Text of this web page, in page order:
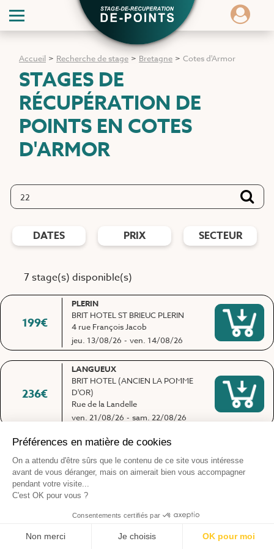
Accueil > Recherche de stage > Bretagne > Cotes d'Armor
STAGES DE
RÉCUPÉRATION DE
POINTS EN COTES
D'ARMOR
DATES PRIX SECTEUR
7 stage(s) disponible(s)
199€
PLERIN
BRIT HOTEL ST BRIEUC PLERIN
4 rue François Jacob
jeu. 13/08/26 - ven. 14/08/26
236€
LANGUEUX
BRIT HOTEL (ANCIEN LA POMME
D'OR)
Rue de la Landelle
ven. 21/08/26 - sam. 22/08/26
249€
GUINGAMP
BRIT HOTEL DE L ARRIVEE
19 boulevard Clémenceau
ven. 21/08/26
295€
DINAN
1 Chemin du Pont Pinet